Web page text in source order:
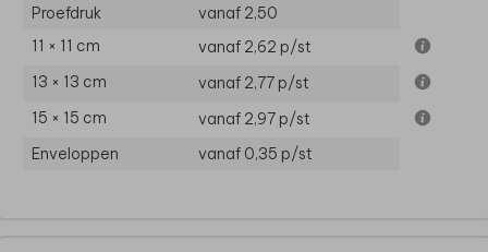
Proefdruk
vanaf 2,50
11 × 11 cm
vanaf 2,62 p/st
13 × 13 cm
vanaf 2,77 p/st
15 × 15 cm
vanaf 2,97 p/st
Enveloppen
vanaf 0,35 p/st